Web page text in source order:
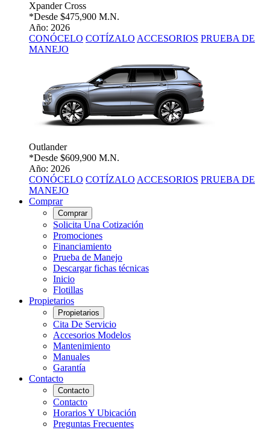
Xpander Cross
*Desde $475,900 M.N.
Año: 2026
CONÓCELO COTÍZALO ACCESORIOS PRUEBA DE
MANEJO
Outlander
*Desde $609,900 M.N.
Año: 2026
CONÓCELO COTÍZALO ACCESORIOS PRUEBA DE
MANEJO
Comprar
Comprar
Solicita Una Cotización
Promociones
Financiamiento
Prueba de Manejo
Descargar fichas técnicas
Inicio
Flotillas
Propietarios
Propietarios
Cita De Servicio
Accesorios Modelos
Mantenimiento
Manuales
Garantía
Contacto
Contacto
Contacto
Horarios Y Ubicación
Preguntas Frecuentes